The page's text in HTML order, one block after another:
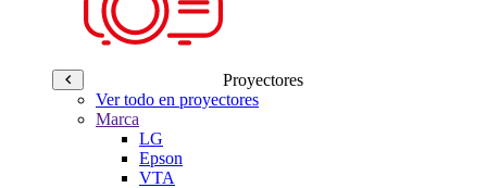
Proyectores
Ver todo en proyectores
Marca
LG
Epson
VTA